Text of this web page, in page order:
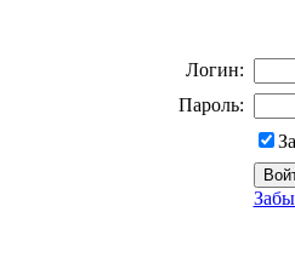
Логин:
Пароль: